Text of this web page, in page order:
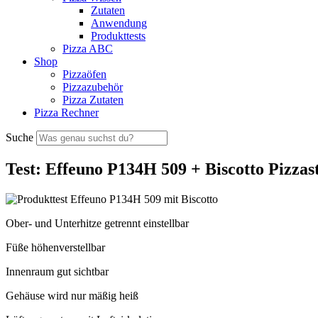
Zutaten
Anwendung
Produkttests
Pizza ABC
Shop
Pizzaöfen
Pizzazubehör
Pizza Zutaten
Pizza Rechner
Suche
Test: Effeuno P134H 509 + Biscotto
Ober- und Unterhitze getrennt einstellbar
Füße höhenverstellbar
Innenraum gut sichtbar
Gehäuse wird nur mäßig heiß